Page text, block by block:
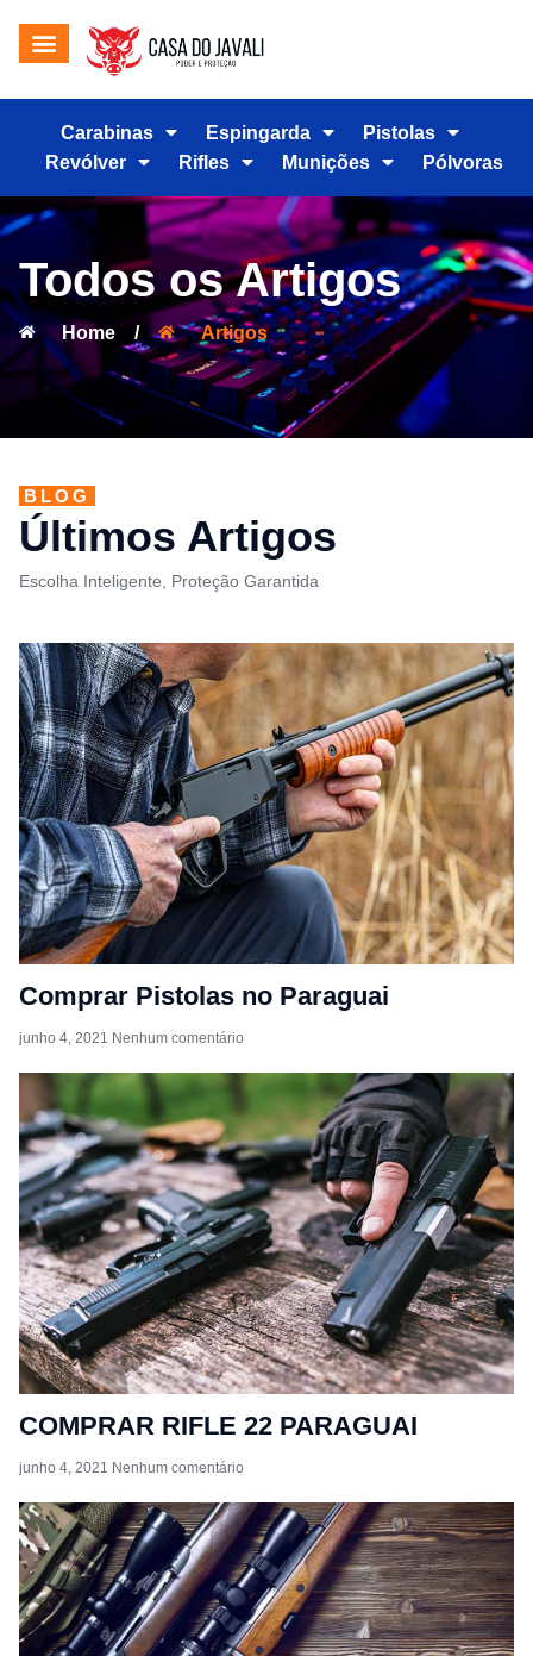
Carabinas Espingarda
Pistolas
Revólver
Rifles Munições Pólvoras
Todos os Artigos
Home / Artigos
BLOG
Últimos Artigos
Escolha Inteligente, Proteção Garantida
Comprar Pistolas no Paraguai
junho 4, 2021 Nenhum comentário
COMPRAR RIFLE 22 PARAGUAI
junho 4, 2021 Nenhum comentário